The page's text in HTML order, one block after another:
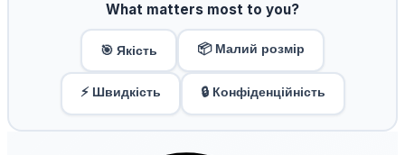
What matters most to you?
🎯 Якість 📦 Малий розмір
⚡ Швидкість 🔒 Конфіденційність